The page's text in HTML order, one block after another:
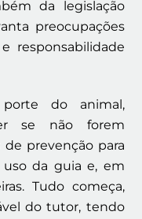
da legislação
preocupações
responsabilidade
do animal,
se não forem
prevenção para
uso da guia e, em
Tudo começa,
do tutor, tendo